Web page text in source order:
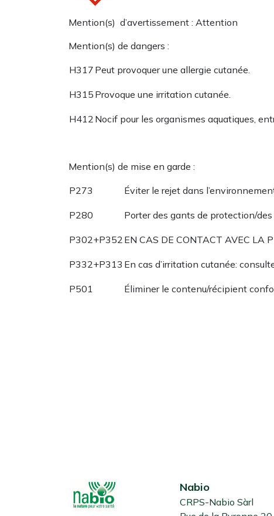
Mention(s) d’avertissement : Attention
Mention(s) de dangers :
H317 Peut provoquer une allergie cutanée.
H315 Provoque une irritation cutanée.
H412 Nocif pour les organismes aquatiques,
Mention(s) de mise en garde :
P273 Éviter le rejet dans
P280 Porter des gants de protection/
P302+P352 EN CAS DE CONTACT AVEC LA
P332+P313 En cas d’irritation cutanée:
P501 Éliminer le contenu/récipient
Nabio
CRPS-Nabio Sàrl